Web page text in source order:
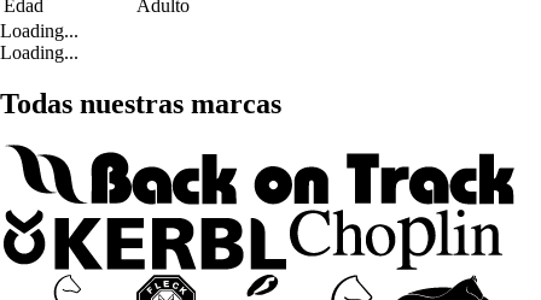
Edad
Adulto
Loading...
Loading...
Todas nuestras marcas